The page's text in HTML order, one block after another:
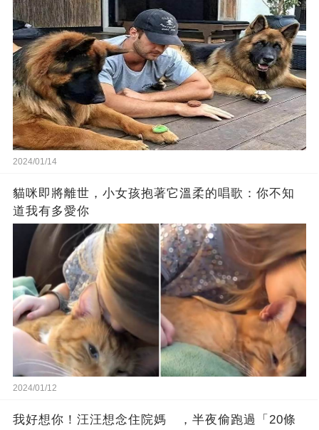
2024/01/14
貓咪即將離世，小女孩抱著它溫柔的唱歌：你不知
道我有多愛你
2024/01/12
我好想你！汪汪想念住院媽 ，半夜偷跑過「20條